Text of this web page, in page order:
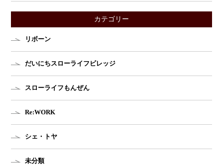
カテゴリー
リボーン
だいにちスローライフビレッジ
スローライフもんぜん
Re:WORK
シェ・トヤ
未分類